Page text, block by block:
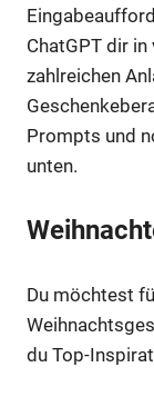
ChatGPT dir
zahlreichen
Prompts und
unten.
Du möchtest
du Top-